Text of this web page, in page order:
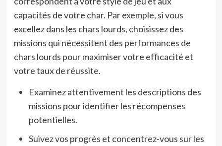
capacités de votre char. Par exemple, si vous
excellez dans les chars lourds, choisissez des
missions qui nécessitent des performances de
chars lourds pour maximiser votre efficacité et
votre taux de réussite.
Examinez attentivement les descriptions des
missions pour identifier les récompenses
potentielles.
Suivez vos progrès et concentrez-vous sur les